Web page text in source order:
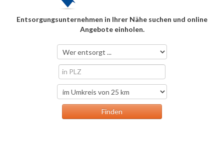
Über uns
Entsorgungsunternehmen in Ihrer Nähe suchen und online
Angebote einholen.